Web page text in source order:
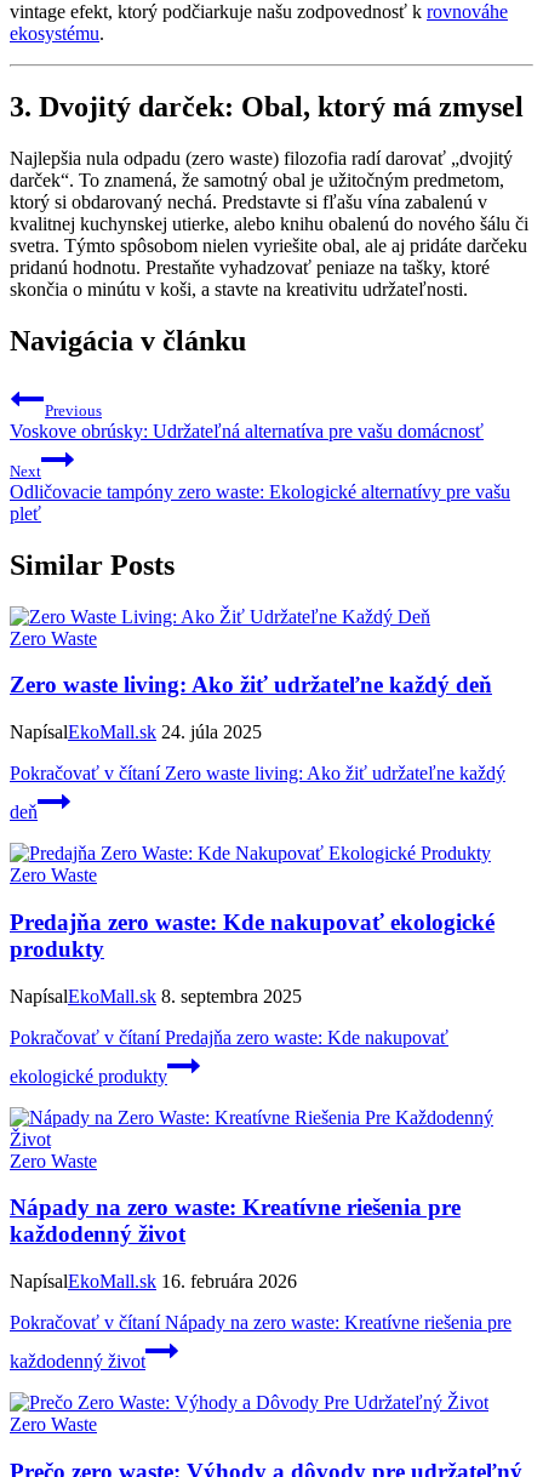
vintage efekt, ktorý podčiarkuje našu zodpovednosť k rovnováhe
ekosystému.
3. Dvojitý darček: Obal, ktorý má zmysel
Najlepšia nula odpadu (zero waste) filozofia radí darovať „dvojitý
darček“. To znamená, že samotný obal je užitočným predmetom,
ktorý si obdarovaný nechá. Predstavte si fľašu vína zabalenú v
kvalitnej kuchynskej utierke, alebo knihu obalenú do nového šálu či
svetra. Týmto spôsobom nielen vyriešite obal, ale aj pridáte darčeku
pridanú hodnotu. Prestaňte vyhadzovať peniaze na tašky, ktoré
skončia o minútu v koši, a stavte na kreativitu udržateľnosti.
Navigácia v článku
Previous
Voskove obrúsky: Udržateľná alternatíva pre vašu domácnosť
Next
Odličovacie tampóny zero waste: Ekologické alternatívy pre vašu
pleť
Similar Posts
Zero Waste
Zero waste living: Ako žiť udržateľne každý deň
NapísalEkoMall.sk 24. júla 2025
Pokračovať v čítaníZero waste living: Ako žiť udržateľne každý
deň
Zero Waste
Predajňa zero waste: Kde nakupovať ekologické
produkty
NapísalEkoMall.sk 8. septembra 2025
Pokračovať v čítaníPredajňa zero waste: Kde nakupovať
ekologické produkty
Zero Waste
Nápady na zero waste: Kreatívne riešenia pre
každodenný život
NapísalEkoMall.sk 16. februára 2026
Pokračovať v čítaníNápady na zero waste: Kreatívne riešenia pre
každodenný život
Zero Waste
Prečo zero waste: Výhody a dôvody pre udržateľný